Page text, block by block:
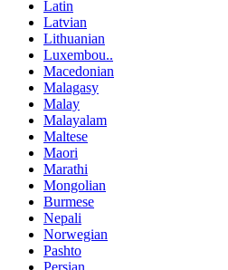
Latin
Latvian
Lithuanian
Luxembou..
Macedonian
Malagasy
Malay
Malayalam
Maltese
Maori
Marathi
Mongolian
Burmese
Nepali
Norwegian
Pashto
Persian